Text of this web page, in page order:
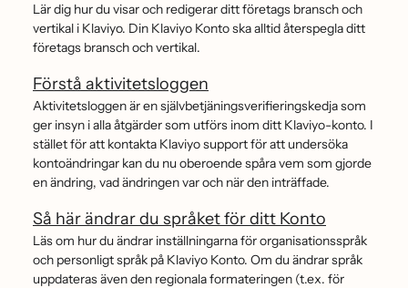
Lär dig hur du visar och redigerar ditt företags bransch och
vertikal i Klaviyo. Din Klaviyo Konto ska alltid återspegla ditt
företags bransch och vertikal.
Förstå aktivitetsloggen
Aktivitetsloggen är en självbetjäningsverifieringskedja som
ger insyn i alla åtgärder som utförs inom ditt Klaviyo-konto. I
stället för att kontakta Klaviyo support för att undersöka
kontoändringar kan du nu oberoende spåra vem som gjorde
en ändring, vad ändringen var och när den inträffade.
Så här ändrar du språket för ditt Konto
Läs om hur du ändrar inställningarna för organisationsspråk
och personligt språk på Klaviyo Konto. Om du ändrar språk
uppdateras även den regionala formateringen (t.ex. för